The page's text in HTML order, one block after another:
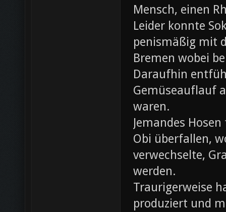
Mensch, einen
Leider konnte
penismäßig mit
Bremen wobei
Daraufhin
Gemüseauflauf
waren.
Jemandes
Obi überfallen,
verwechselte,
werden.
Traurigerweise
produziert und